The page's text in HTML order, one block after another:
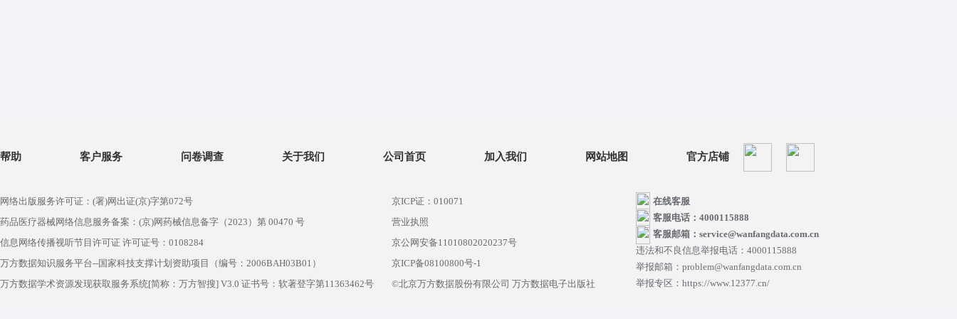
帮助 客户服务 问卷调查 关于我们 公司首页 加入我们 网站地图 官方店铺
网络出版服务许可证：(署)网出证(京)字第072号
药品医疗器械网络信息服务备案：(京)网药械信息备字（2023）第 00470 号
信息网络传播视听节目许可证 许可证号：0108284
万方数据知识服务平台--国家科技支撑计划资助项目（编号：2006BAH03B01）
万方数据学术资源发现获取服务系统[简称：万方智搜] V3.0 证书号：软著登字第11363462号
京ICP证：010071
营业执照
京公网安备11010802020237号
京ICP备08100800号-1
©北京万方数据股份有限公司 万方数据电子出版社
在线客服
客服电话：4000115888
客服邮箱：service@wanfangdata.com.cn
违法和不良信息举报电话：4000115888
举报邮箱：problem@wanfangdata.com.cn
举报专区：https://www.12377.cn/